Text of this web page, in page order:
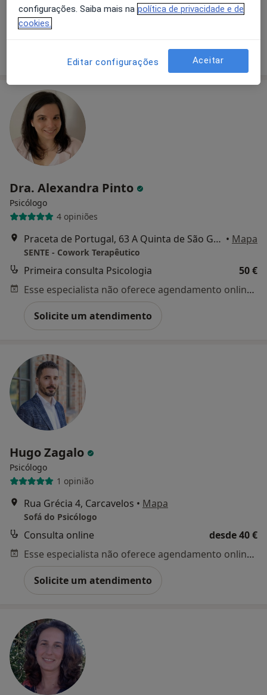
Consultório privado
Dra. Alexandra Pinto
Psicólogo
4 opiniões
Praceta de Portugal, 63 A Quinta de São Gonçalo, Carcavelos • Mapa
SENTE - Cowork Terapêutico
Primeira consulta Psicologia
50 €
Esse especialista não oferece agendamento online para esse endereço.
Solicite um atendimento
Hugo Zagalo
Psicólogo
1 opinião
Rua Grécia 4, Carcavelos • Mapa
Sofá do Psicólogo
Consulta online
desde 40 €
Esse especialista não oferece agendamento online para esse endereço.
Solicite um atendimento
configurações. Saiba mais na política de privacidade e de
cookies.
Editar configurações Aceitar